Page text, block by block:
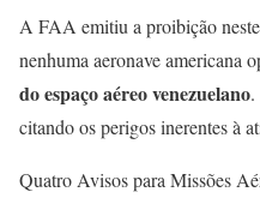
A FAA emitiu a proibição
nenhuma aeronave americana
do espaço aéreo venezuelano
citando os perigos inerentes à
Quatro Avisos para Missões